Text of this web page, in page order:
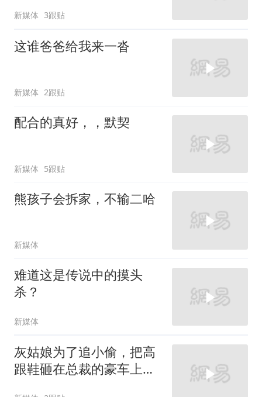
新媒体 3跟贴
这谁爸爸给我来一沓
新媒体 2跟贴
配合的真好，，默契
新媒体 5跟贴
熊孩子会拆家，不输二哈
新媒体
难道这是传说中的摸头
杀？
新媒体
灰姑娘为了追小偷，把高
跟鞋砸在总裁的豪车上，